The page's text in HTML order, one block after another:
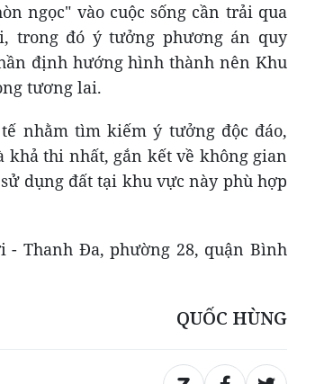
ngọc" vào cuộc sống cần trải qua
trong đó ý tưởng phương án quy
định hướng hình thành nên Khu
tương lai.
nhằm tìm kiếm ý tưởng độc đáo,
thi nhất, gắn kết về không gian
dụng đất tại khu vực này phù hợp
- Thanh Đa, phường 28, quận Bình
QUỐC HÙNG